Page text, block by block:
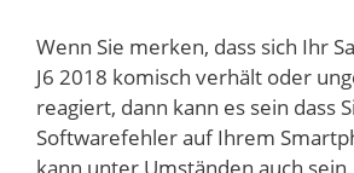
Wenn Sie merken, dass sich Ihr
J6 2018 komisch verhält oder
reagiert, dann kann es sein dass
Softwarefehler auf Ihrem
kann unter Umständen auch